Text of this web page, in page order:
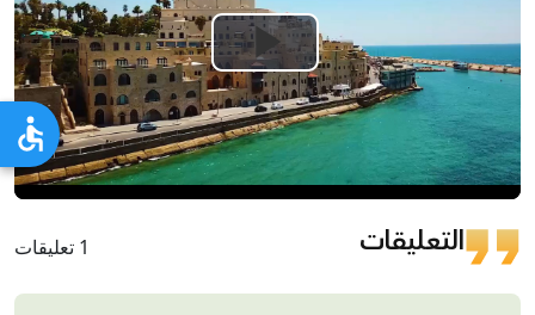
Play
Video
التعليقات 1 تعليقات